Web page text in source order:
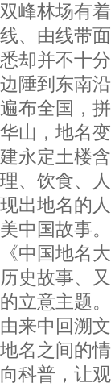
双峰林场有
线、由线带
悉却并不十
边陲到东南
遍布全国，
华山，地名
建永定土楼
理、饮食、
现出地名的
美中国故事
《中国地名
历史故事、
的立意主题
由来中回溯
地名之间的
向科普，让